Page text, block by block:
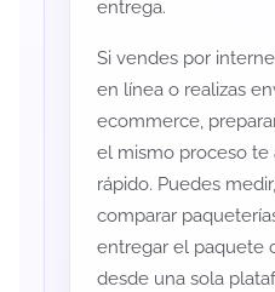
entrega.
Si vendes por
en línea o realizas
ecommerce,
el mismo proceso te
rápido. Puedes
comparar
entregar el paquete
desde una sola